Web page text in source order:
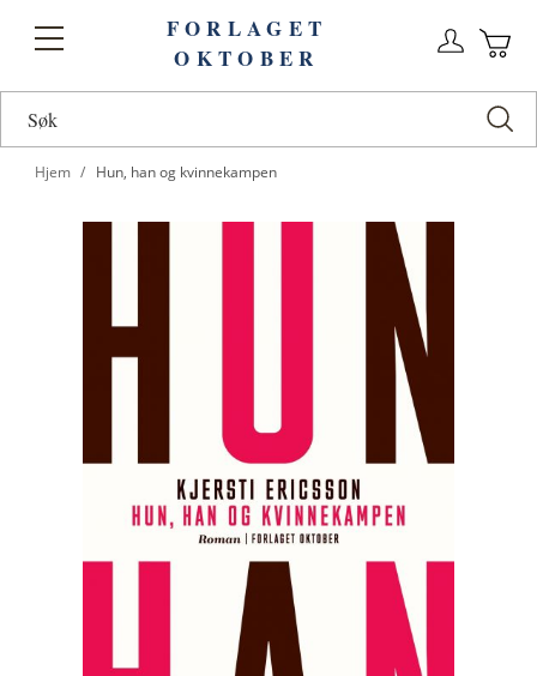
Toggle
FORLAGET
OKTOBER
Hjem Hun, han og kvinnekampen